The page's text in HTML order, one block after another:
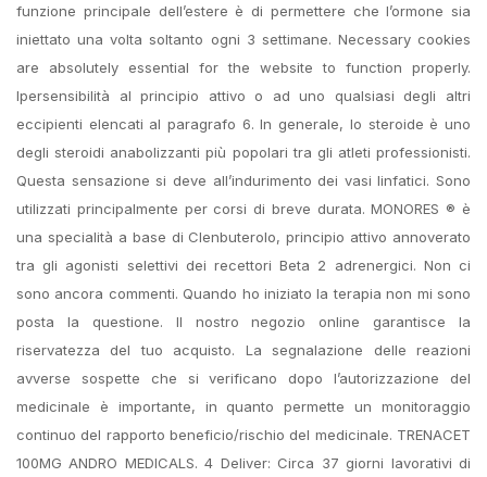
funzione principale dell’estere è di permettere che l’ormone sia
iniettato una volta soltanto ogni 3 settimane. Necessary cookies
are absolutely essential for the website to function properly.
Ipersensibilità al principio attivo o ad uno qualsiasi degli altri
eccipienti elencati al paragrafo 6. In generale, lo steroide è uno
degli steroidi anabolizzanti più popolari tra gli atleti professionisti.
Questa sensazione si deve all’indurimento dei vasi linfatici. Sono
utilizzati principalmente per corsi di breve durata. MONORES ® è
una specialità a base di Clenbuterolo, principio attivo annoverato
tra gli agonisti selettivi dei recettori Beta 2 adrenergici. Non ci
sono ancora commenti. Quando ho iniziato la terapia non mi sono
posta la questione. Il nostro negozio online garantisce la
riservatezza del tuo acquisto. La segnalazione delle reazioni
avverse sospette che si verificano dopo l’autorizzazione del
medicinale è importante, in quanto permette un monitoraggio
continuo del rapporto beneficio/rischio del medicinale. TRENACET
100MG ANDRO MEDICALS. 4 Deliver: Circa 37 giorni lavorativi di